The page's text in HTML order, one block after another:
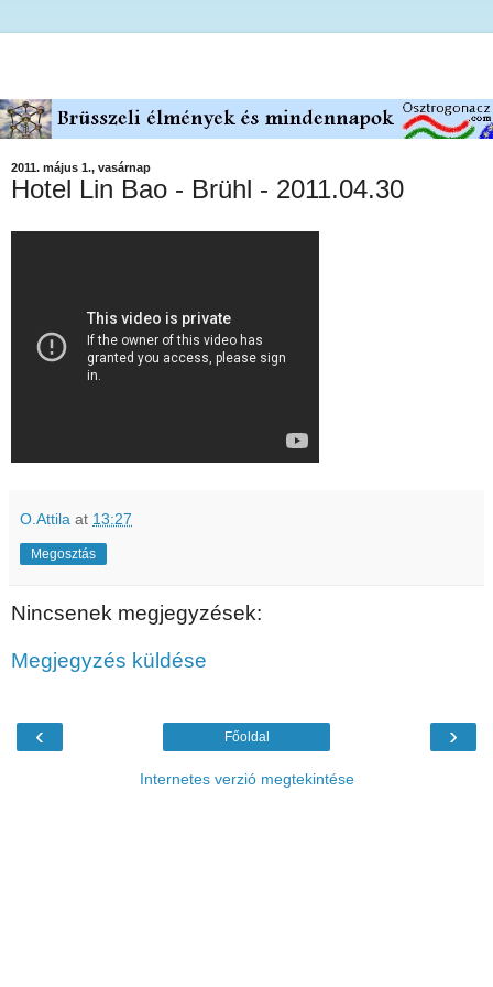
2011. május 1., vasárnap
Hotel Lin Bao - Brühl - 2011.04.30
O.Attila at 13:27
Megosztás
Nincsenek megjegyzések:
Megjegyzés küldése
‹ ›
Főoldal
Internetes verzió megtekintése